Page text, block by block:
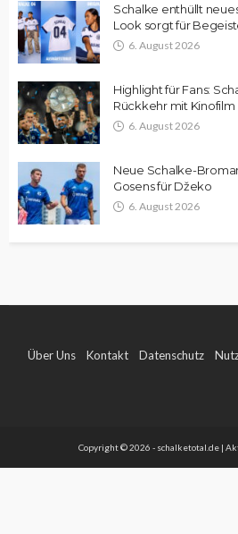
Schalke enthüllt
Look sorgt für
6. August 2026
Highlight für Fans:
Rückkehr mit Kinofilm
6. August 2026
Neue Schalke-
Gosens für Džeko
6. August 2026
Über Uns Kontakt Datenschutz
Copyright © 2026 - schalketotal.de |